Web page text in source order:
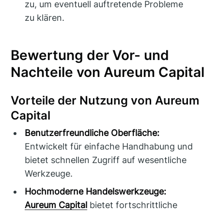
zu, um eventuell auftretende Probleme
zu klären.
Bewertung der Vor- und
Nachteile von Aureum Capital
Vorteile der Nutzung von Aureum
Capital
Benutzerfreundliche Oberfläche:
Entwickelt für einfache Handhabung und
bietet schnellen Zugriff auf wesentliche
Werkzeuge.
Hochmoderne Handelswerkzeuge:
Aureum Capital bietet fortschrittliche